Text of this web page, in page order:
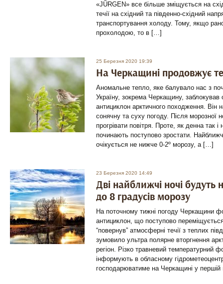
«JṺRGEN» все більше зміщується на
течії на східний та південно-східний
транспортування холоду. Тому, якщо
прохолодою, то в […]
25 Березня 2020 19:39
На Черкащині продовжує
Аномальне тепло, яке балувало нас з
Україну, зокрема Черкащину,
антициклон арктичного походження. Він
сонячну та суху погоду. Після морозної
прогрівати повітря. Проте, як денна так і
починають поступово зростати.
очікується не нижче 0-2º морозу, а […]
23 Березня 2020 14:49
Дві найближчі ночі
до 8 градусів морозу
На поточному тижні погоду Черкащини
антициклон, що поступово
“повернув” атмосферні течії з теплих
зумовило ультра полярне вторгнення
регіон. Різко травневий температурний
інформують в обласному
господарюватиме на Черкащині у